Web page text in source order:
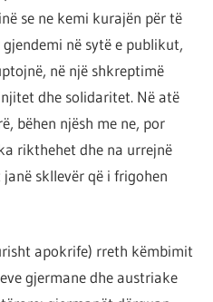
se ne kemi kurajën për të
në sytë e publikut,
në një shkreptimë
dhe solidaritet. Në atë
bëhen njësh me ne, por
rikthehet dhe na urrejnë
skllevër që i frigohen
apokrife) rreth këmbimit
gjermane dhe austriake